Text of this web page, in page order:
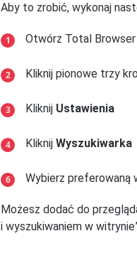
Aby to zrobić, wykonaj
Otwórz Total Browser
Kliknij pionowe trzy
Kliknij Ustawienia
KliknijWyszukiwarka
Wybierz preferowaną
Możesz dodać do
i wyszukiwaniem w